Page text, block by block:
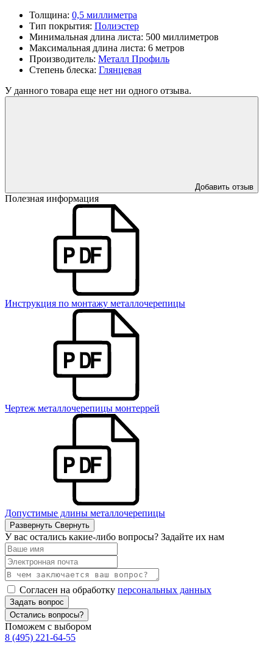
Толщина: 0,5 миллиметра
Тип покрытия: Полиэстер
Минимальная длина листа: 500 миллиметров
Максимальная длина листа: 6 метров
Производитель: Металл Профиль
Степень блеска: Глянцевая
У данного товара еще нет ни одного отзыва.
Добавить отзыв
Полезная информация
Инструкция по монтажу металлочерепицы
Чертеж металлочерепицы монтеррей
Допустимые длины металлочерепицы
Развернуть Свернуть
У вас остались какие-либо вопросы? Задайте их нам
Согласен на обработку персональных данных
Задать вопрос
Остались вопросы?
Поможем с выбором
8 (495) 221-64-55